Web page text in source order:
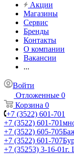
Акции
Магазины
Сервис
Бренды
Контакты
О компании
Вакансии
...
Войти
Отложенные 0
Корзина 0
+7 (3522) 601-701
+7 (3522) 601-701
+7 (3522) 605-705
+7 (3522) 601-707
+7 (35253) 3-16-01г.